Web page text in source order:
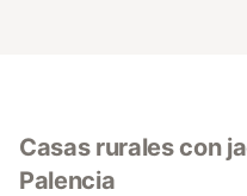
Casas rurales con
Palencia